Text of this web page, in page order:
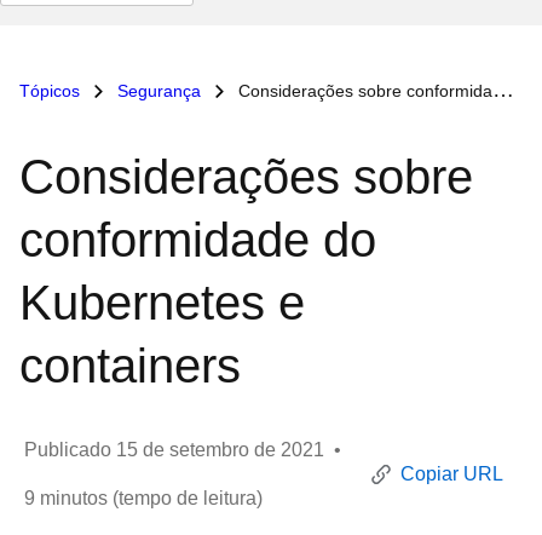
idioma
Tópicos Segurança Considerações sobre conformidade do Kubernetes e containers
Considerações sobre
conformidade do
Kubernetes e
containers
Publicado 15 de setembro de 2021 •
9 minutos (tempo de leitura)
Copiar URL